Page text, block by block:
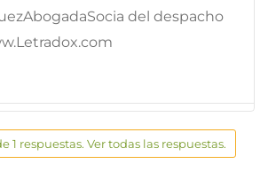
del despacho
1 respuestas. Ver todas las respuestas.